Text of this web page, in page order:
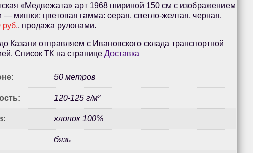
«Медвежата» арт 1968 шириной 150 см с изображением
— мишки; цветовая гамма: серая, светло-желтая, черная.
руб., продажа рулонами.
Казани отправляем с Ивановского склада транспортной
Список ТК на страницеДоставка
50 метров
120-125 г/м²
хлопок 100%
бязь